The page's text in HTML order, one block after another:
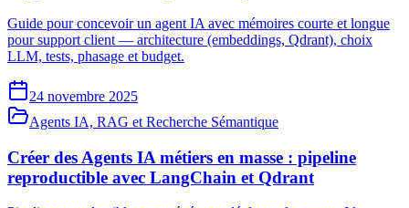
Guide pour concevoir un agent IA avec mémoires courte et longue
pour support client — architecture (embeddings, Qdrant), choix
LLM, tests, phasage et budget.
24 novembre 2025
Agents IA, RAG et Recherche Sémantique
Créer des Agents IA métiers en masse : pipeline
reproductible avec LangChain et Qdrant